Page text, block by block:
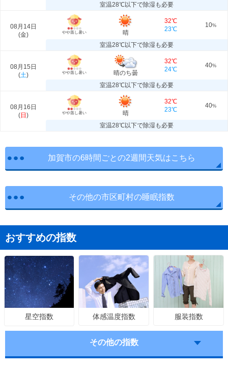
室温28℃以下で除湿も必要
08月14日
(金) やや蒸し暑い 晴
32℃
23℃
10%
室温28℃以下で除湿も必要
08月15日
(土) やや蒸し暑い 晴のち曇
32℃
24℃
40%
室温28℃以下で除湿も必要
08月16日
(日 ) やや蒸し暑い 晴
32℃
23℃
40%
室温28℃以下で除湿も必要
加賀市の6時間ごとの2週間天気はこちら
その他の市区町村の睡眠指数
おすすめの指数
星空指数 体感温度指数 服装指数
その他の指数